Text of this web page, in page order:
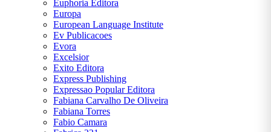
Euphoria Editora
Europa
European Language Institute
Ev Publicacoes
Evora
Excelsior
Exito Editora
Express Publishing
Expressao Popular Editora
Fabiana Carvalho De Oliveira
Fabiana Torres
Fabio Camara